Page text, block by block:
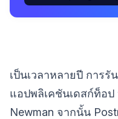
เป็นเวลาหลายปี การ
แอปพลิเคชันเดสก์ท็อป
Newman จากนั้น